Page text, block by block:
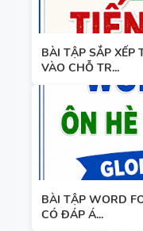
BÀI TẬP SẮP XẾP
VÀO CHỖ TR...
BÀI TẬP WORD
CÓ ĐÁP Á...